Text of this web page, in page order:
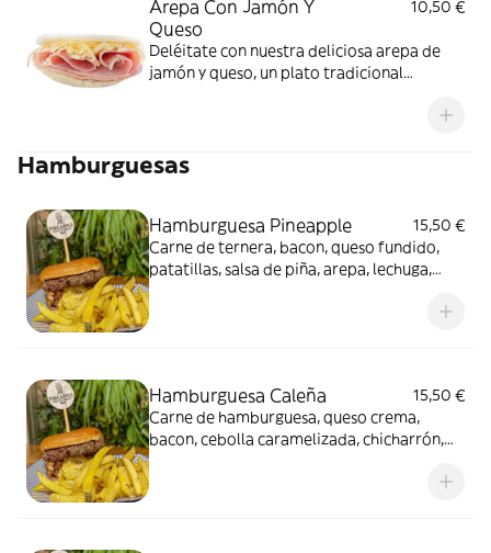
Arepa Con Jamón Y
Queso
10,50 €
Deléitate con nuestra deliciosa arepa de
jamón y queso, un plato tradicional
Hamburguesas
Hamburguesa Pineapple
15,50 €
Carne de ternera, bacon, queso fundido,
patatillas, salsa de piña, arepa, lechuga,
Hamburguesa Caleña
15,50 €
Carne de hamburguesa, queso crema,
bacon, cebolla caramelizada, chicharrón,